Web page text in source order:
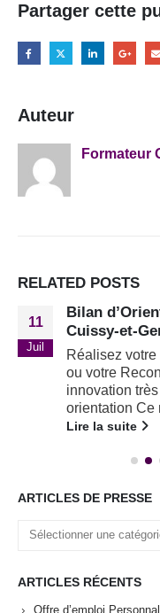
Partager cette
Auteur
Formateur
RELATED POSTS
11
Juil
Bilan
Cuissy-et-
Réalisez
ou votre
innovation
orientation Ce
Lire la suite
ARTICLES DE PRESSE
ARTICLES RÉCENTS
Offre d’emploi